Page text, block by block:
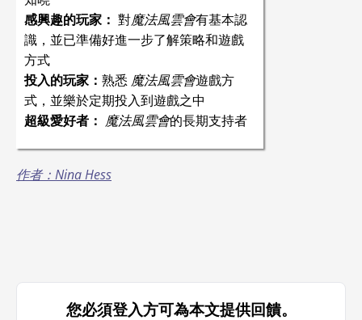
感興趣的玩家： 對魔法風雲會有基本認
識，並已準備好進一步了解策略和遊戲
方式
投入的玩家： 熟悉 魔法風雲會遊戲方
式，並樂於定期投入到遊戲之中
超級愛好者： 魔法風雲會的長期支持者
作者：Nina Hess
您必須登入方可為本文提供回饋。